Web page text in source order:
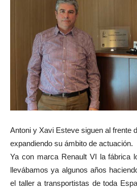
Antoni y Xavi Esteve siguen al frente
expandiendo su ámbito de actuación.
Ya con marca Renault VI la fábrica
llevábamos ya algunos años
el taller a transportistas de toda